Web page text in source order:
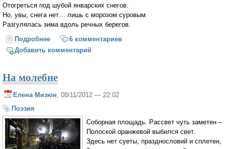
Отогреться под шубой январских снегов.
Но, увы, снега нет… лишь с морозом суровым
Разгулялась зима вдоль речных берегов.
Подробнее о Ночь перед Рождеством
6 комментариев
Добавить комментарий
На молебне
Елена Мизюн, 08/11/2012 — 22:02
Поэзия
Соборная площадь. Рассвет чуть заметен –
Полоской оранжевой выбился свет.
Здесь нет суеты, празднословий и сплетен,